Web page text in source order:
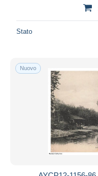
Stato
Nuovo